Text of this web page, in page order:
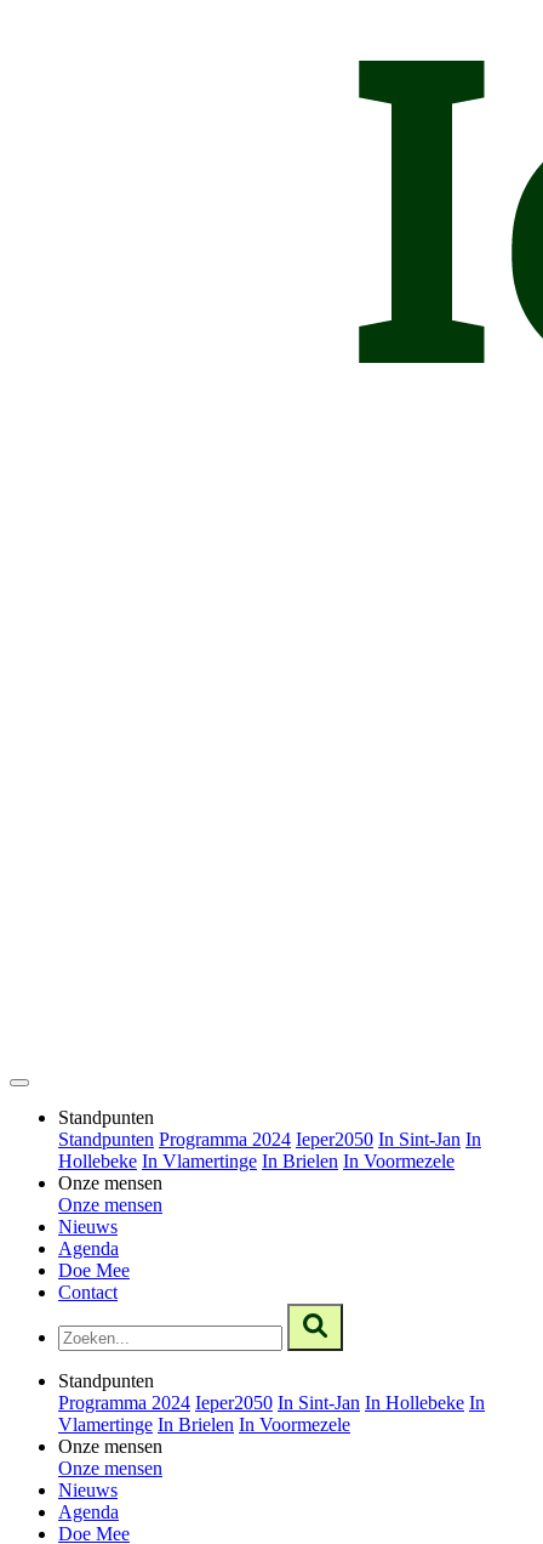
Standpunten
Standpunten Programma 2024 Ieper2050 In Sint-Jan In
Hollebeke In Vlamertinge In Brielen In Voormezele
Onze mensen
Onze mensen
Nieuws
Agenda
Doe Mee
Contact
Standpunten
Programma 2024 Ieper2050 In Sint-Jan In Hollebeke In
Vlamertinge In Brielen In Voormezele
Onze mensen
Onze mensen
Nieuws
Agenda
Doe Mee